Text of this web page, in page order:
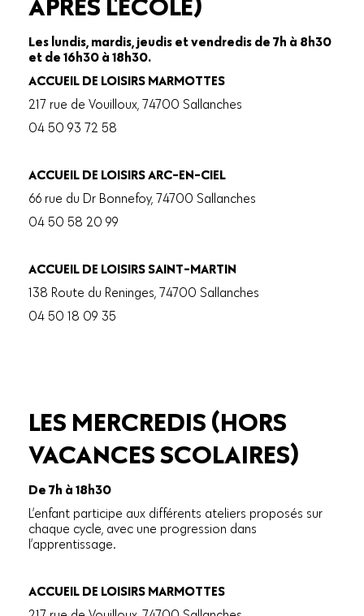
Les lundis, mardis, jeudis et vendredis de 7h à 8h30
et de 16h30 à 18h30.
ACCUEIL DE LOISIRS MARMOTTES
217 rue de Vouilloux, 74700 Sallanches
04 50 93 72 58
ACCUEIL DE LOISIRS ARC-EN-CIEL
66 rue du Dr Bonnefoy, 74700 Sallanches
04 50 58 20 99
ACCUEIL DE LOISIRS SAINT-MARTIN
138 Route du Reninges, 74700 Sallanches
04 50 18 09 35
LES MERCREDIS (HORS
VACANCES SCOLAIRES)
De 7h à 18h30
L’enfant participe aux différents ateliers proposés sur
chaque cycle, avec une progression dans
l’apprentissage.
ACCUEIL DE LOISIRS MARMOTTES